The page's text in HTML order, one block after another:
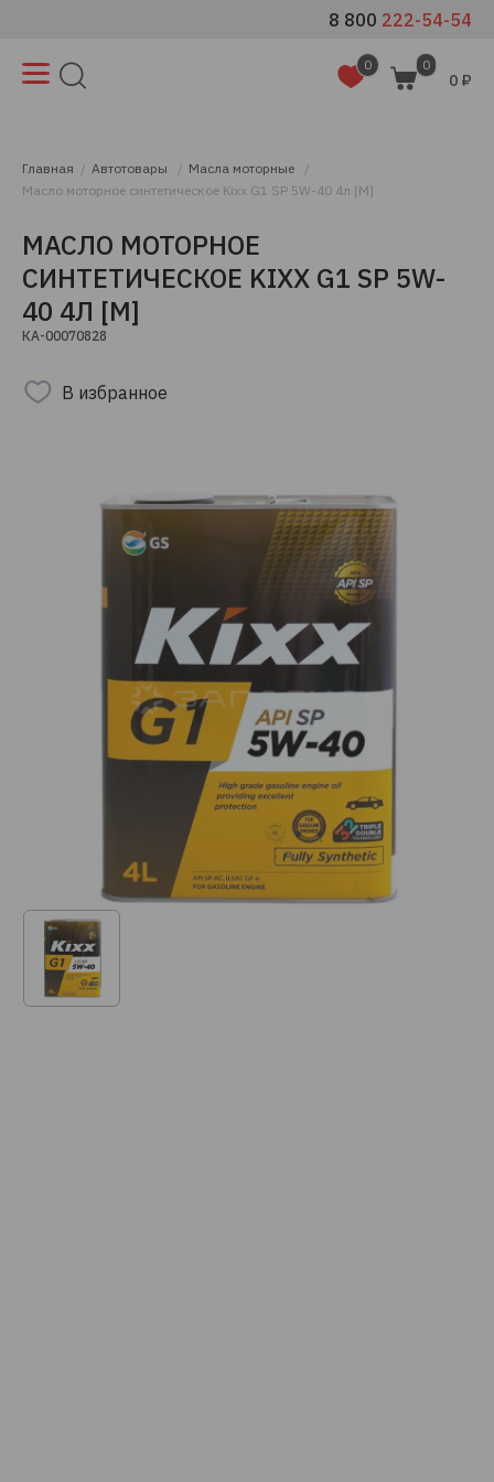
8 800 222-54-54
0 0
0 ₽
Главная Автотовары
Масла моторные
Масло моторное синтетическое Kixx G1 SP 5W-40 4л [М]
МАСЛО МОТОРНОЕ
СИНТЕТИЧЕСКОЕ KIXX G1 SP 5W-
40 4Л [М]
КА-00070828
В избранное